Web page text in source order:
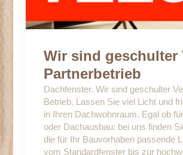
Wir sind geschulter
Partnerbetrieb
Dachfenster. Wir sind geschulter
Betrieb. Lassen Sie viel Licht und
in Ihren Dachwohnraum. Egal ob
oder Dachausbau: bei uns finden
die für Ihr Bauvorhaben passende
vom Standardfenster bis zur